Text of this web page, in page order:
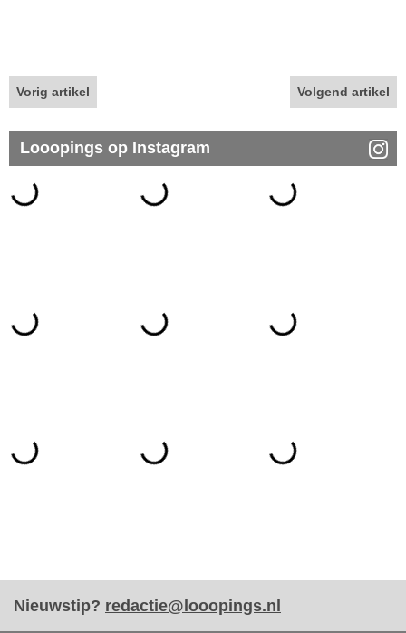
Vorig artikel Volgend artikel
Looopings op Instagram
Nieuwstip? redactie@looopings.nl